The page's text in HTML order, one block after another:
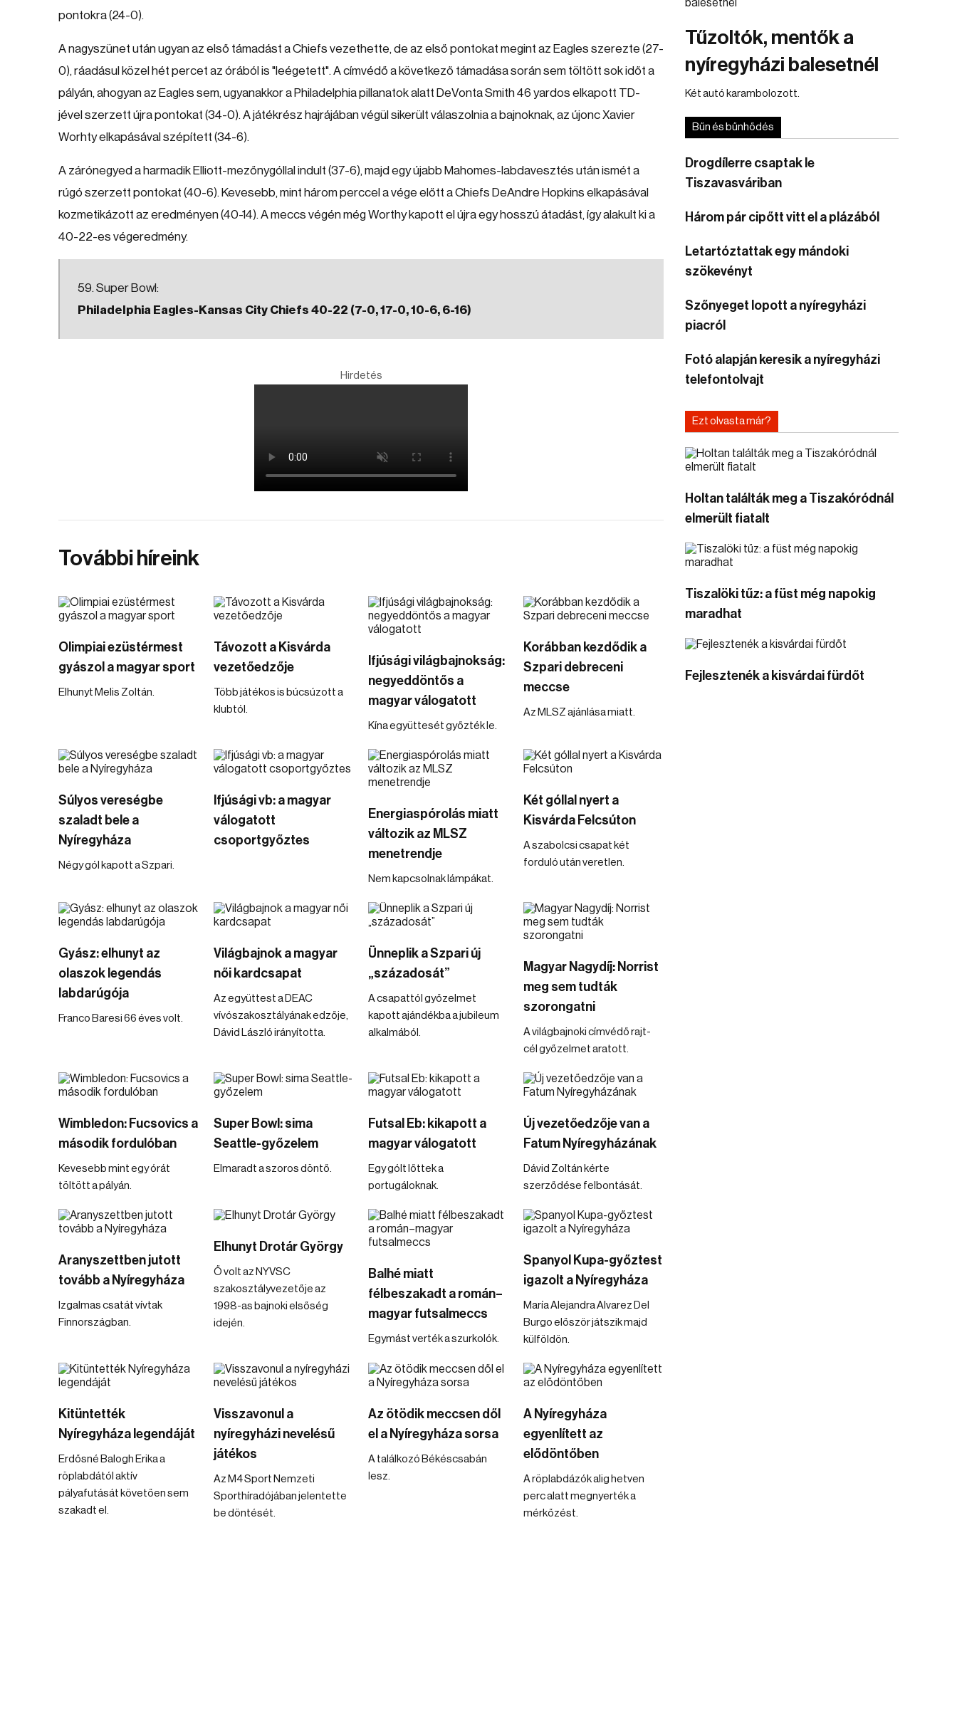
pontokra (24-0).
A nagyszünet után ugyan az első támadást a Chiefs vezethette, de az első pontokat megint az Eagles szerezte (27-
0), ráadásul közel hét percet az órából is "leégetett". A címvédő a következő támadása során sem töltött sok időt a
pályán, ahogyan az Eagles sem, ugyanakkor a Philadelphia pillanatok alatt DeVonta Smith 46 yardos elkapott TD-
jével szerzett újra pontokat (34-0). A játékrész hajrájában végül sikerült válaszolnia a bajnoknak, az újonc Xavier
Worhty elkapásával szépített (34-6).
A zárónegyed a harmadik Elliott-mezőnygóllal indult (37-6), majd egy újabb Mahomes-labdavesztés után ismét a
rúgó szerzett pontokat (40-6). Kevesebb, mint három perccel a vége előtt a Chiefs DeAndre Hopkins elkapásával
kozmetikázott az eredményen (40-14). A meccs végén még Worthy kapott el újra egy hosszú átadást, így alakult ki a
40-22-es végeredmény.
59. Super Bowl:
Philadelphia Eagles-Kansas City Chiefs 40-22 (7-0, 17-0, 10-6, 6-16)
Hirdetés
További híreink
Olimpiai ezüstérmest
gyászol a magyar sport
Elhunyt Melis Zoltán.
Távozott a Kisvárda
vezetőedzője
Több játékos is búcsúzott a
klubtól.
Ifjúsági világbajnokság:
negyeddöntős a
magyar válogatott
Kína együttesét győzték le.
Korábban kezdődik a
Szpari debreceni
meccse
Az MLSZ ajánlása miatt.
Súlyos vereségbe
szaladt bele a
Nyíregyháza
Négy gól kapott a Szpari.
Ifjúsági vb: a magyar
válogatott
csoportgyőztes
Energiaspórolás miatt
változik az MLSZ
menetrendje
Nem kapcsolnak lámpákat.
Két góllal nyert a
Kisvárda Felcsúton
A szabolcsi csapat két
forduló után veretlen.
Gyász: elhunyt az
olaszok legendás
labdarúgója
Franco Baresi 66 éves volt.
Világbajnok a magyar
női kardcsapat
Az együttest a DEAC
vívószakosztályának edzője,
Dávid László irányította.
Ünneplik a Szpari új
„századosát”
A csapattól győzelmet
kapott ajándékba a jubileum
alkalmából.
Magyar Nagydíj: Norrist
meg sem tudták
szorongatni
A világbajnoki címvédő rajt-
cél győzelmet aratott.
Wimbledon: Fucsovics a
második fordulóban
Kevesebb mint egy órát
töltött a pályán.
Super Bowl: sima
Seattle-győzelem
Elmaradt a szoros döntő.
Futsal Eb: kikapott a
magyar válogatott
Egy gólt lőttek a
portugáloknak.
Új vezetőedzője van a
Fatum Nyíregyházának
Dávid Zoltán kérte
szerződése felbontását.
Aranyszettben jutott
tovább a Nyíregyháza
Izgalmas csatát vívtak
Finnországban.
Elhunyt Drotár György
Ő volt az NYVSC
szakosztályvezetője az
1998-as bajnoki elsőség
idején.
Balhé miatt
félbeszakadt a román–
magyar futsalmeccs
Egymást verték a szurkolók.
Spanyol Kupa-győztest
igazolt a Nyíregyháza
María Alejandra Alvarez Del
Burgo először játszik majd
külföldön.
Kitüntették
Nyíregyháza legendáját
Erdősné Balogh Erika a
röplabdától aktív
pályafutását követően sem
szakadt el.
Visszavonul a
nyíregyházi nevelésű
játékos
Az M4 Sport Nemzeti
Sporthíradójában jelentette
be döntését.
Az ötödik meccsen dől
el a Nyíregyháza sorsa
A találkozó Békéscsabán
lesz.
A Nyíregyháza
egyenlített az
elődöntőben
A röplabdázók alig hetven
perc alatt megnyerték a
mérkőzést.
Tűzoltók, mentők a
nyíregyházi balesetnél
Két autó karambolozott.
Bűn és bűnhődés
Drogdílerre csaptak le
Tiszavasváriban
Három pár cipőtt vitt el a plázából
Letartóztattak egy mándoki
szökevényt
Szőnyeget lopott a nyíregyházi
piacról
Fotó alapján keresik a nyíregyházi
telefontolvajt
Ezt olvasta már?
Holtan találták meg a Tiszakóródnál
elmerült fiatalt
Tiszalöki tűz: a füst még napokig
maradhat
Fejlesztenék a kisvárdai fürdőt